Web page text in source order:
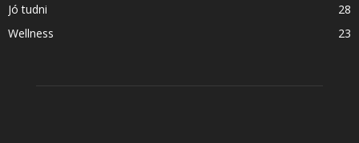
Jó tudni
28
Wellness
23